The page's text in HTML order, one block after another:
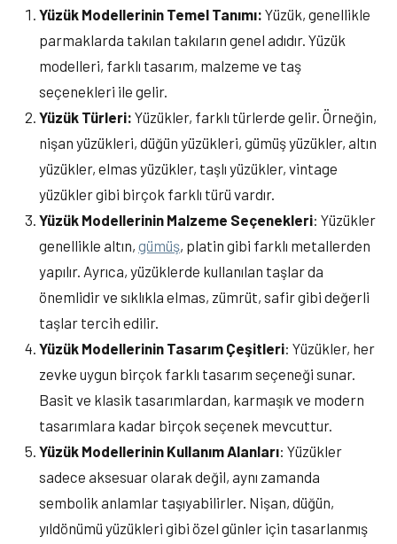
Yüzük Modellerinin Temel Tanımı: Yüzük, genellikle
parmaklarda takılan takıların genel adıdır. Yüzük
modelleri, farklı tasarım, malzeme ve taş
seçenekleri ile gelir.
Yüzük Türleri: Yüzükler, farklı türlerde gelir. Örneğin,
nişan yüzükleri, düğün yüzükleri, gümüş yüzükler, altın
yüzükler, elmas yüzükler, taşlı yüzükler, vintage
yüzükler gibi birçok farklı türü vardır.
Yüzük Modellerinin Malzeme Seçenekleri: Yüzükler
genellikle altın, gümüş, platin gibi farklı metallerden
yapılır. Ayrıca, yüzüklerde kullanılan taşlar da
önemlidir ve sıklıkla elmas, zümrüt, safir gibi değerli
taşlar tercih edilir.
Yüzük Modellerinin Tasarım Çeşitleri: Yüzükler, her
zevke uygun birçok farklı tasarım seçeneği sunar.
Basit ve klasik tasarımlardan, karmaşık ve modern
tasarımlara kadar birçok seçenek mevcuttur.
Yüzük Modellerinin KullanımAlanları: Yüzükler
sadece aksesuar olarak değil, aynı zamanda
sembolik anlamlar taşıyabilirler. Nişan, düğün,
yıldönümü yüzükleri gibi özel günler için tasarlanmış